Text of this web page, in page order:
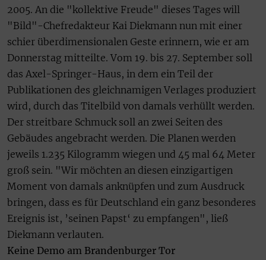
2005. An die "kollektive Freude" dieses Tages will
"Bild"-Chefredakteur Kai Diekmann nun mit einer
schier überdimensionalen Geste erinnern, wie er am
Donnerstag mitteilte. Vom 19. bis 27. September soll
das Axel-Springer-Haus, in dem ein Teil der
Publikationen des gleichnamigen Verlages produziert
wird, durch das Titelbild von damals verhüllt werden.
Der streitbare Schmuck soll an zwei Seiten des
Gebäudes angebracht werden. Die Planen werden
jeweils 1.235 Kilogramm wiegen und 45 mal 64 Meter
groß sein. "Wir möchten an diesen einzigartigen
Moment von damals anknüpfen und zum Ausdruck
bringen, dass es für Deutschland ein ganz besonderes
Ereignis ist, ’seinen Papst‘ zu empfangen", ließ
Diekmann verlauten.
Keine Demo am Brandenburger Tor